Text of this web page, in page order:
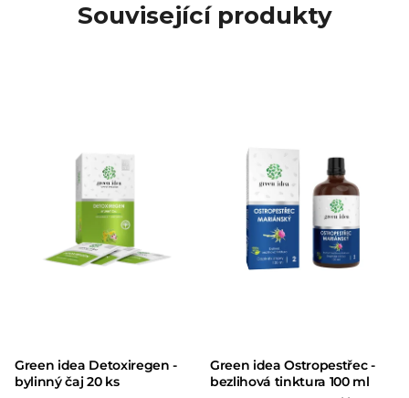
Související produkty
Green idea Detoxiregen -
bylinný čaj 20 ks
Green idea Ostropestřec -
bezlihová tinktura 100 ml